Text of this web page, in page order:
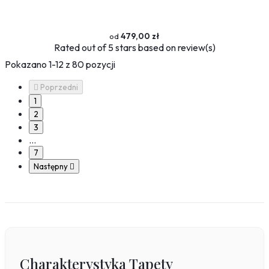
479,00 zł
Ratedout of 5 stars based onreview(s)
Pokazano 1-12 z 80 pozycji
 Poprzedni
1
2
3
…
7
Następny 
Charakterystyka Tapety